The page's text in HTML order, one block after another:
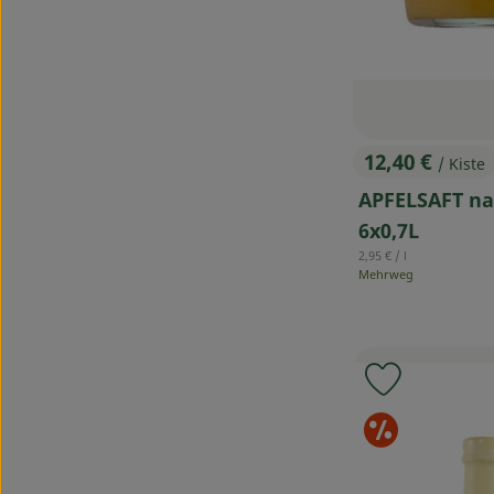
, Preis:
12,40 € / Kiste
APFELSAFT
6x0,7L
, Referenzpreis:
2,95 € / l
Mehrweg
Produkt